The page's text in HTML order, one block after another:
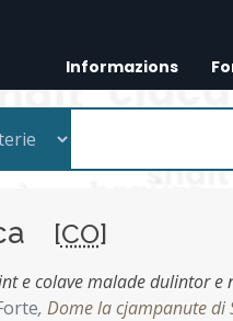
Informazions
[CO]
e colave malade dulintor e
, Dome la cjampanute di